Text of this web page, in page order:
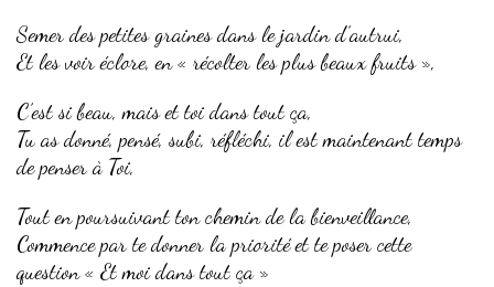
Semer des petites graines dans le jardin d’autrui,
Et les voir éclore, en « récolter les plus beaux fruits »,
C’est si beau, mais et toi dans tout ça,
Tu as donné, pensé, subi, réfléchi, il est maintenant temps
de penser à Toi,
Tout en poursuivant ton chemin de la bienveillance,
Commence par te donner la priorité et te poser cette
question « Et moi dans tout ça »